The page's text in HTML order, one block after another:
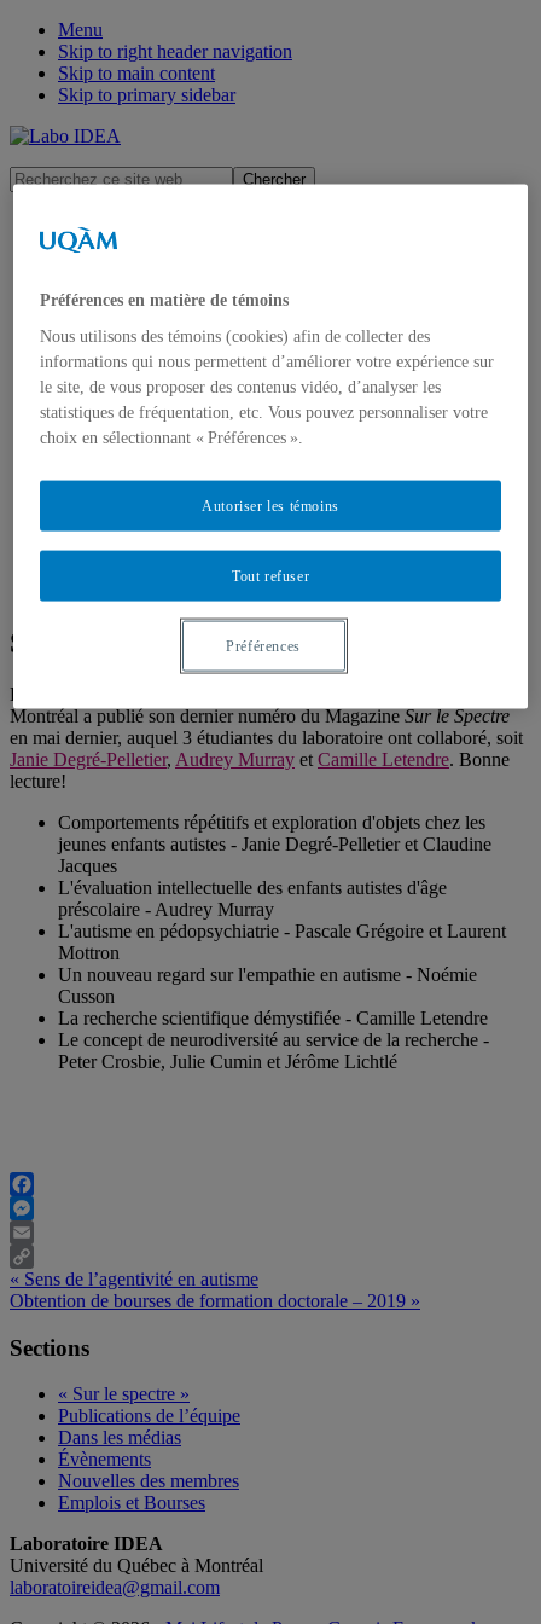
Menu
Skip to right header navigation
Skip to main content
Skip to primary sidebar
Laboratoire
sur
autisme
Recherchez
ce
web
Équipe
Auxiliaires de recherche
Professionnelles
Partenaires
Recherche
Nos projets de recherche
Chaire de recherche
Comprendre l’autisme
« Sur le spectre »
Publications de l’équipe
Dans les médias
Évènements
Nouvelles des membres
Sur le spectre no. 7
Le groupe de recherche en neurosciences cognitives de l'autisme de
Montréal a publié son dernier numéro du MagazineSur le Spectre
en mai dernier, auquel 3 étudiantes du laboratoire ont collaboré, soit
Janie Degré-Pelletier, Audrey Murray et Camille Letendre. Bonne
lecture!
Comportements répétitifs et exploration d'objets chez les
jeunes enfants autistes - Janie Degré-Pelletier et Claudine
Jacques
L'évaluation intellectuelle des enfants autistes d'âge
préscolaire - Audrey Murray
L'autisme en pédopsychiatrie - Pascale Grégoire et Laurent
Mottron
Un nouveau regard sur l'empathie en autisme - Noémie
Cusson
La recherche scientifique démystifiée - Camille Letendre
Le concept de neurodiversité au service de la recherche -
Peter Crosbie, Julie Cumin et Jérôme Lichtlé
Facebook
Messenger
Email
Copy
Link
Previous
Post:
« Sens de l’agentivité en autisme
Next
Obtention de bourses de formation doctorale – 2019 »
Primary
Sidebar
Sections
« Sur le spectre »
Publications de l’équipe
Dans les médias
Évènements
Nouvelles des membres
Emplois et Bourses
Site
Footer
Laboratoire IDEA
Université du Québec à Montréal
laboratoireidea@gmail.com
Préférences en matière de témoins
Nous utilisons des témoins (cookies) afin de collecter des
informations qui nous permettent d’améliorer votre expérience sur
le site, de vous proposer des contenus vidéo, d’analyser les
statistiques de fréquentation, etc. Vous pouvez personnaliser votre
choix en sélectionnant « Préférences ».
Tout refuser
Autoriser les témoins
Préférences